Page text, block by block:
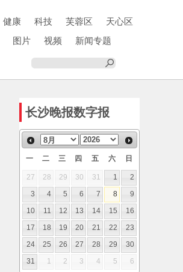
健康 科技 芙蓉区
天心区
图片 视频
新闻专题
长沙晚报数字报
一 二 三 四 五 六 日
27 28 29 30 31 1
2
3
4 5 6 7 8
9
10
11 12 13 14 15
16
17
18 19 20 21 22
23
24
25 26 27 28 29
30
31
1 2 3 4 5 6